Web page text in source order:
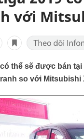
với
thể sẽ được bán
so với Mitsubishi